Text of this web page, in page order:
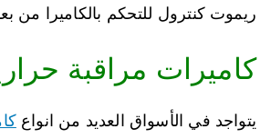
ريموت كنترول للتحكم بالكاميرا من
كاميرات مراقبة
يتواجد في الأسواق العديد من انواع